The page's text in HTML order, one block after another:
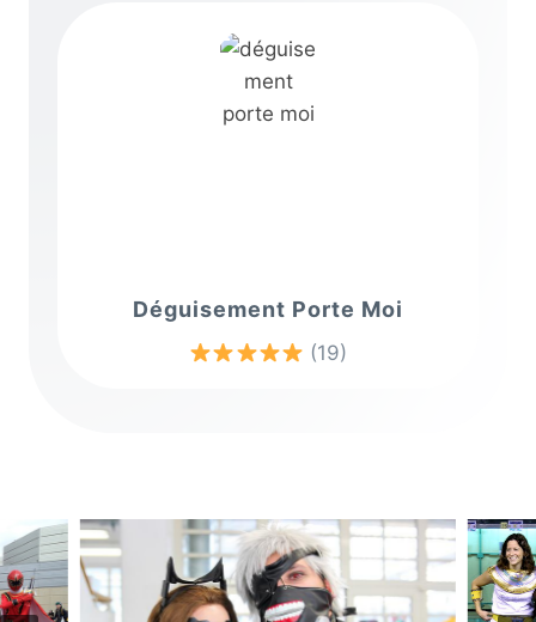
Déguisement Porte Moi
(19)